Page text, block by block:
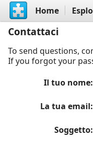
Home
Contattaci
To send questions,
If you forgot your
Il tuo nome
La tua email
Soggetto